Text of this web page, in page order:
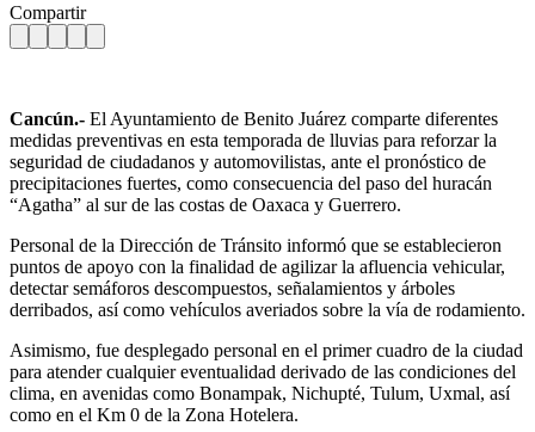
Compartir
Cancún.- El Ayuntamiento de Benito Juárez comparte diferentes
medidas preventivas en esta temporada de lluvias para reforzar la
seguridad de ciudadanos y automovilistas, ante el pronóstico de
precipitaciones fuertes, como consecuencia del paso del huracán
“Agatha” al sur de las costas de Oaxaca y Guerrero.
Personal de la Dirección de Tránsito informó que se establecieron
puntos de apoyo con la finalidad de agilizar la afluencia vehicular,
detectar semáforos descompuestos, señalamientos y árboles
derribados, así como vehículos averiados sobre la vía de rodamiento.
Asimismo, fue desplegado personal en el primer cuadro de la ciudad
para atender cualquier eventualidad derivado de las condiciones del
clima, en avenidas como Bonampak, Nichupté, Tulum, Uxmal, así
como en el Km 0 de la Zona Hotelera.